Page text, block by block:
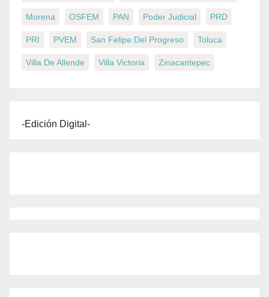
Morena OSFEM PAN Poder Judicial PRD
PRI PVEM San Felipe Del Progreso Toluca
Villa De Allende Villa Victoria Zinacantepec
-Edición Digital-